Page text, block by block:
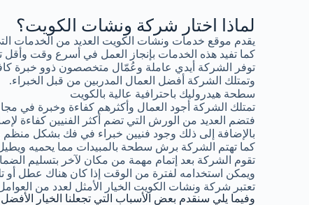
لماذا اختار شركة ونشات الكويت؟
يقدم موقع خدمات ونشات الكويت العديد من الخدمات
كما تفيد هذه الخدمات بإنجاز العمل في أسرع وقت وأقل
توفر الشركة أيدي عاملة وعُمّال متخصصون ذوو خبرة
وتمتلك الشركة أفضل العمال المدربين من قبل الخبراء.
سطحة هيدروليك باحترافية عالية بالكويت
تمتلك الشركة أجود العمال وأكثرهم كفاءة وخبرة في
فتضم العديد من الورش التي تضم أكثر الفنيين كفاءة
بالإضافة إلى ذلك وجود فنيين خبراء في فك بشكل منظم
كما تهتم الشركة برش سطحة بالمبيدات مما يحميه
تقوم الشركة بعد إتمام مهمة من مكان لآخر بتسليم
ويمكن استخدامه لفترة من الوقت إذا كان هناك عطل
تعتبر شركة ونشات الكويت الخيار الأمثل لعدد من
وفيما يلي سنقدم بعض الأسباب التي تجعلنا الخيار الأفضل